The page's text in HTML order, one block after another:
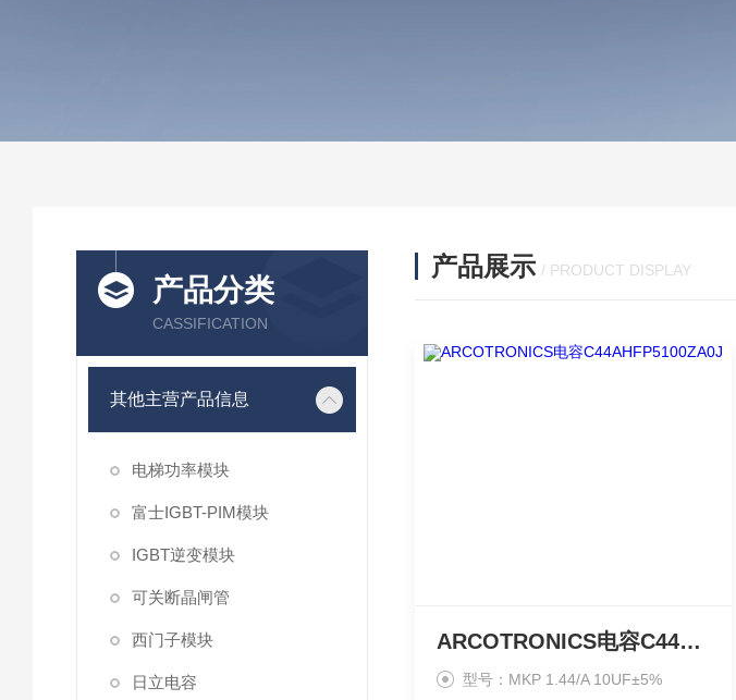
产品分类
CASSIFICATION
其他主营产品信息
电梯功率模块
富士IGBT-PIM模块
IGBT逆变模块
可关断晶闸管
西门子模块
日立电容
产品展示 / PRODUCT DISPLAY
ARCOTRONICS电容C44AHFP5100ZA0J
型号：MKP 1.44/A 10UF±5%